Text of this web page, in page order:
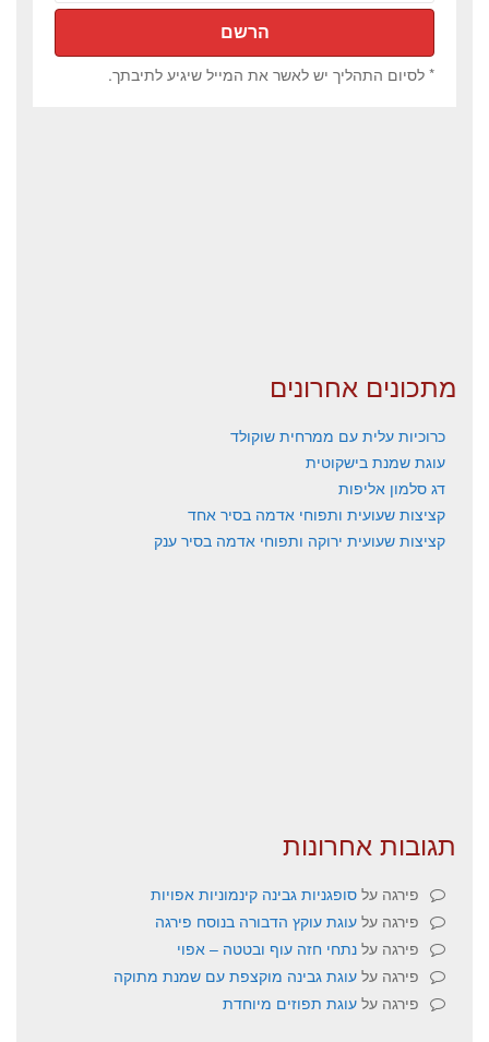
* לסיום התהליך יש לאשר את המייל שיגיע לתיבתך.
מתכונים אחרונים
כרוכיות עלית עם ממרחית שוקולד
עוגת שמנת בישקוטית
דג סלמון אליפות
קציצות שעועית ותפוחי אדמה בסיר אחד
קציצות שעועית ירוקה ותפוחי אדמה בסיר ענק
תגובות אחרונות
פירגה על סופגניות גבינה קינמוניות אפויות
פירגה על עוגת עוקץ הדבורה בנוסח פירגה
פירגה על נתחי חזה עוף ובטטה – אפוי
פירגה על עוגת גבינה מוקצפת עם שמנת מתוקה
פירגה על עוגת תפוזים מיוחדת